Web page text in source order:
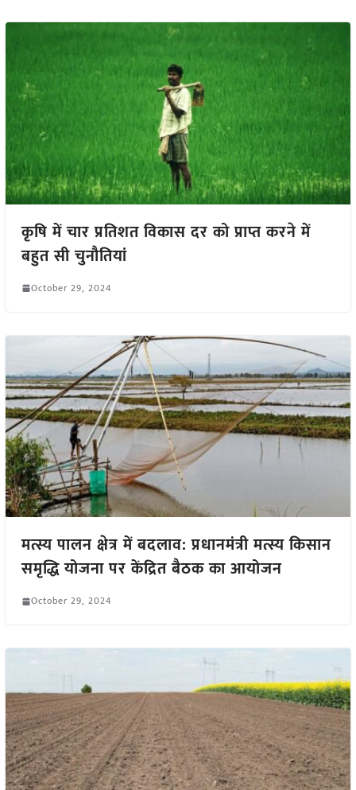
कृषि में चार प्रतिशत विकास दर को प्राप्त करने में
बहुत सी चुनौतियां
October 29, 2024
मत्स्य पालन क्षेत्र में बदलाव: प्रधानमंत्री मत्स्य किसान
समृद्धि योजना पर केंद्रित बैठक का आयोजन
October 29, 2024